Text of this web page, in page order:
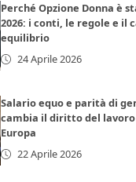
Perché Opzione Donna è
2026: i conti, le regole e il
equilibrio
24 Aprile 2026
Salario equo e parità di
cambia il diritto del
Europa
22 Aprile 2026